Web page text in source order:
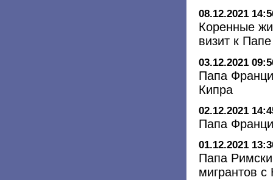
08.12.2021
Коренные
визит к
03.12.2021
Папа
Кипра
02.12.2021
Папа
01.12.2021
Папа
мигрантов с